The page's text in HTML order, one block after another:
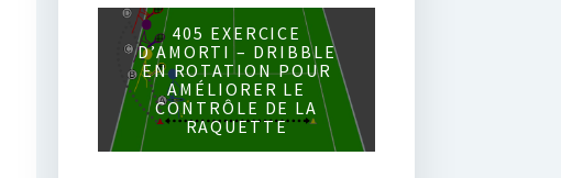
405 EXERCICE
D’AMORTI – DRIBBLE
EN ROTATION POUR
AMÉLIORER LE
CONTRÔLE DE LA
RAQUETTE